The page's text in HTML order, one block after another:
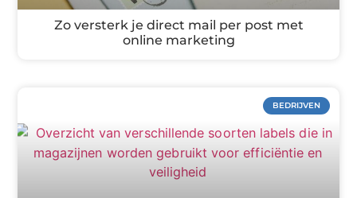
Zo versterk je direct mail per post met
online marketing
BEDRIJVEN